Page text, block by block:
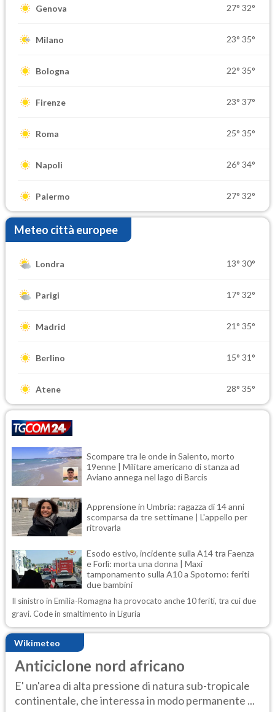
Genova 27° 32°
Milano 23° 35°
Bologna 22° 35°
Firenze 23° 37°
Roma 25° 35°
Napoli 26° 34°
Palermo 27° 32°
Meteo città europee
Londra 13° 30°
Parigi 17° 32°
Madrid 21° 35°
Berlino 15° 31°
Atene 28° 35°
Scompare tra le onde in Salento, morto
19enne | Militare americano di stanza ad
Aviano annega nel lago di Barcis
Apprensione in Umbria: ragazza di 14 anni
scomparsa da tre settimane | L'appello per
ritrovarla
Esodo estivo, incidente sulla A14 tra Faenza
e Forlì: morta una donna | Maxi
tamponamento sulla A10 a Spotorno: feriti
due bambini
Il sinistro in Emilia-Romagna ha provocato anche 10 feriti, tra cui due
gravi. Code in smaltimento in Liguria
Wikimeteo
Anticiclone nord africano
E' un'area di alta pressione di natura sub-tropicale
continentale, che interessa in modo permanente ...